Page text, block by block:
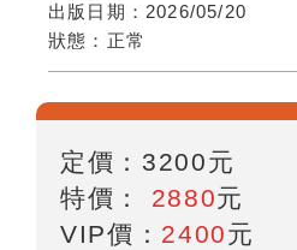
出版日期： 2026/05/20
狀態： 正常
定價： 3200元
特價： 2880元
VIP價： 2400元